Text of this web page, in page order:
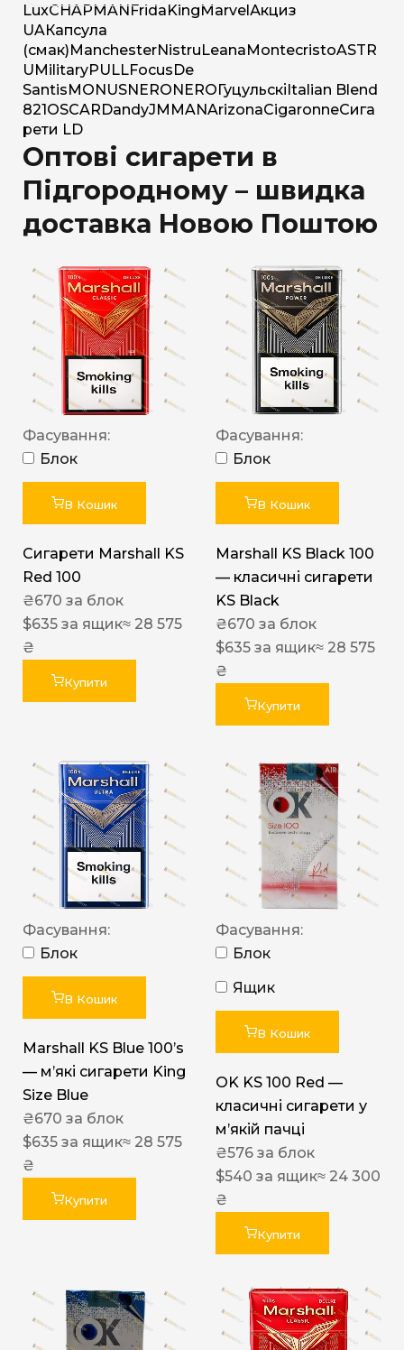
LuxCHAPMANFrida KingMarvel Акциз
UAКапсула
(смак) ManchesterNistru Leana MontecristoASTR
U MilitaryPULLFocus De
Santis MONUSNERO NERO Гуцульскі Italian Blend
821 OSCAR DandyJM MANArizonaCigaronneСига
рети LD
Оптові сигарети в
Підгородному – швидка
доставка Новою Поштою
Фасування:
Блок
В Кошик
Сигарети Marshall KS
Red 100
₴670 за блок
$635 за ящик≈ 28 575
₴
Купити
Фасування:
Блок
В Кошик
Marshall KS Black 100
— класичні сигарети
KS Black
₴670 за блок
$635 за ящик≈ 28 575
₴
Купити
Фасування:
Блок
В Кошик
Marshall KS Blue 100’s
— м’які сигарети King
Size Blue
₴670 за блок
$635 за ящик≈ 28 575
₴
Купити
Фасування:
Блок
Ящик
В Кошик
OK KS 100 Red —
класичні сигарети у
м’якій пачці
₴576 за блок
$540 за ящик≈ 24 300
₴
Купити